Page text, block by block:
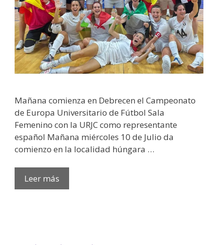
Mañana comienza en Debrecen el Campeonato
de Europa Universitario de Fútbol Sala
Femenino con la URJC como representante
español Mañana miércoles 10 de Julio da
comienzo en la localidad húngara …
Leer más